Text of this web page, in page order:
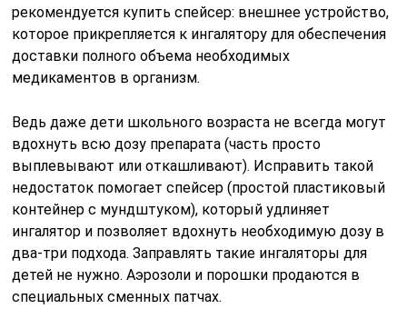
рекомендуется купить спейсер: внешнее устройство,
которое прикрепляется к ингалятору для обеспечения
доставки полного объема необходимых
медикаментов в организм.
Ведь даже дети школьного возраста не всегда могут
вдохнуть всю дозу препарата (часть просто
выплевывают или откашливают). Исправить такой
недостаток помогает спейсер (простой пластиковый
контейнер с мундштуком), который удлиняет
ингалятор и позволяет вдохнуть необходимую дозу в
два-три подхода. Заправлять такие ингаляторы для
детей не нужно. Аэрозоли и порошки продаются в
специальных сменных патчах.